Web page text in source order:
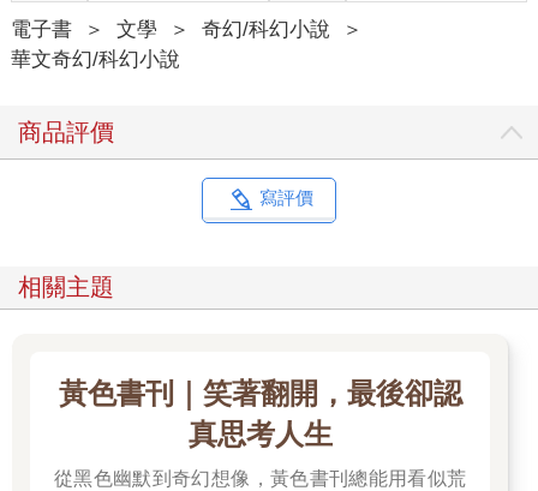
筆者是生命科系出身的，一直以來也對萬物的演化著迷，而現在
地球這個迷人的當下，或許就是人類文明真真實實的「Monolith」
人類已經是地球上最強勢的頂級掠食者，但我們人類的歷史上仍
然伴隨著自然資源變動所帶來的各種衝擊，可以說人類數萬年的
歷史，就是一部災禍、饑荒、疫病與戰爭的歷史。生靈塗炭的亂
世才是歷史常態，現今世界上多數地方的承平與富庶，是地球上
但儘管人類文明已經發展至此，世界上絕大多數的人們，仍然無
己的存活。在太古那是狩獵，新石器時代以後那是農耕或放牧，
之中的99％仍需要「勞動」，才能勉強求生。
而AI的出現，讓人類終於有機會從「終身勞動」的宿命裡解放出
來，而其中的一個可能性，就是無條件基本收入（Unconditional
電子書 ＞ 文學 ＞ 奇幻/科幻小說
＞
華文奇幻/科幻小說
商品評價
寫評價
相關主題
黃色書刊｜笑著翻開，最後卻認
真思考人生
從黑色幽默到奇幻想像，黃色書刊總能用看似荒